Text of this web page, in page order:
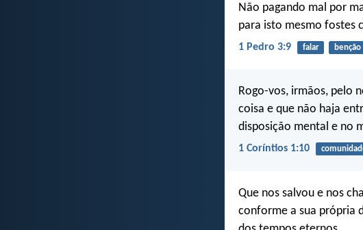
Não pagando mal por
para isto mesmo fostes
1 Pedro 3:9 falar benção
Rogo-vos, irmãos, pelo
coisa e que não haja
disposição mental e no
1 Coríntios 1:10
Que nos salvou e nos
conforme a sua própria